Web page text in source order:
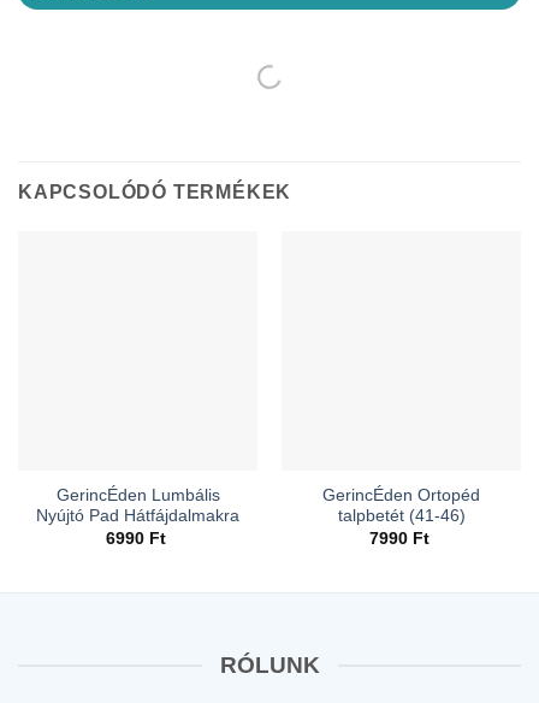
KAPCSOLÓDÓ TERMÉKEK
GerincÉden Lumbális
Nyújtó Pad Hátfájdalmakra
6990 Ft
GerincÉden Ortopéd
talpbetét (41-46)
7990 Ft
RÓLUNK